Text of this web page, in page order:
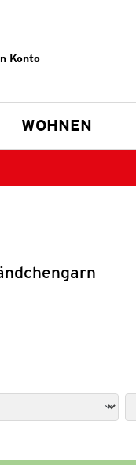
Konto
WOHNEN